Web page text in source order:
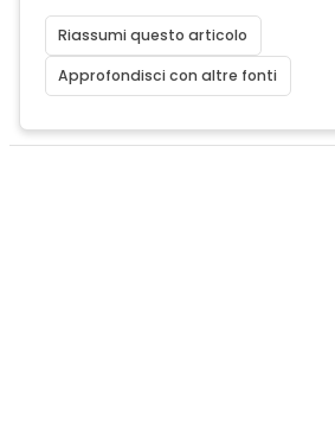
Riassumi questo articolo
Approfondisci con altre fonti